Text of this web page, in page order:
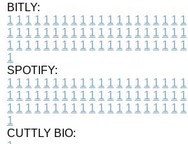
BITLY:
1 1 1 1 1 1 1 1 1 1 1 1 1 1 1 1 1 1 1 1
1 1 1 1 1 1 1 1 1 1 1 1 1 1 1 1 1 1 1 1
1 1 1 1 1 1 1 1 1 1 1 1 1 1 1 1 1 1 1 1
1
SPOTIFY:
1 1 1 1 1 1 1 1 1 1 1 1 1 1 1 1 1 1 1 1
1 1 1 1 1 1 1 1 1 1 1 1 1 1 1 1 1 1 1 1
1 1 1 1 1 1 1 1 1 1 1 1 1 1 1 1 1 1 1 1
1
CUTTLY BIO: